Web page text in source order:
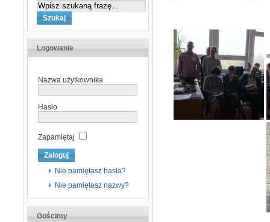
Logowanie
Nazwa użytkownika
Hasło
Zapamiętaj
Nie pamiętasz hasła?
Nie pamiętasz nazwy?
Gościmy